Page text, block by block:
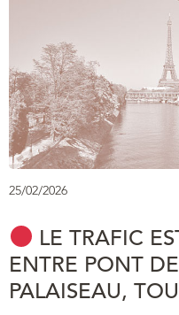
25/02/2026
LE TRAFIC
ENTRE PONT
PALAISEAU,